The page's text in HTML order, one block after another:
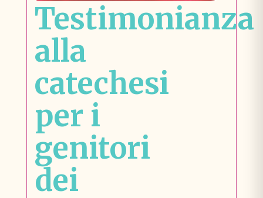
Testimonianza
alla
catechesi
per i
genitori
dei